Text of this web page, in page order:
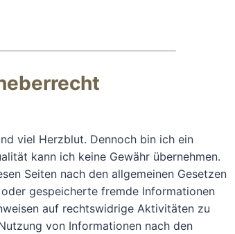
viel Herzblut. Dennoch bin ich ein
kann ich keine Gewähr übernehmen.
Seiten nach den allgemeinen Gesetzen
gespeicherte fremde Informationen
auf rechtswidrige Aktivitäten zu
von Informationen nach den